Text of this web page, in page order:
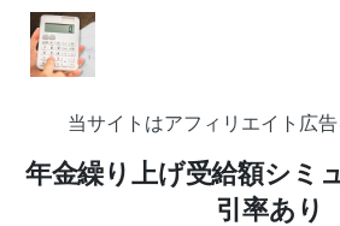
当サイトはアフィリエイト広
年金繰り上げ受給額シミ
引率あり